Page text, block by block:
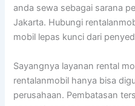
anda sewa sebagai sarana
Jakarta. Hubungi
mobil lepas kunci dari
Sayangnya layanan rental
rentalanmobil hanya bisa
perusahaan. Pembatasan